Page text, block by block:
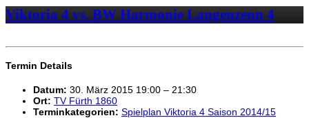
Viktoria 4 vs. BW Harmonie Langenzenn 4
Termin Details
Datum: 30. März 2015 19:00 – 21:30
Ort: TV Fürth 1860
Terminkategorien: Spielplan Viktoria 4 Saison 2014/15